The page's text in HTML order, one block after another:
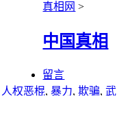
真相网 >
中国真相
留言
人权恶棍, 暴力, 欺骗, 武